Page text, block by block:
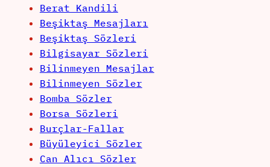
Berat Kandili
Beşiktaş Mesajları
Beşiktaş Sözleri
Bilgisayar Sözleri
Bilinmeyen Mesajlar
Bilinmeyen Sözler
Bomba Sözler
Borsa Sözleri
Burçlar-Fallar
Büyüleyici Sözler
Can Alıcı Sözler